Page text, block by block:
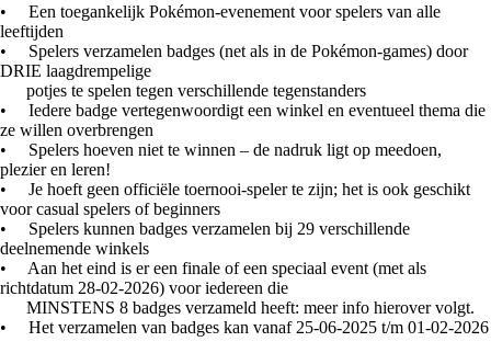
• Een toegankelijk Pokémon-evenement voor spelers van alle
leeftijden
• Spelers verzamelen badges (net als in de Pokémon-games) door
DRIE laagdrempelige
potjes te spelen tegen verschillende tegenstanders
• Iedere badge vertegenwoordigt een winkel en eventueel thema die
ze willen overbrengen
• Spelers hoeven niet te winnen – de nadruk ligt op meedoen,
plezier en leren!
• Je hoeft geen officiële toernooi-speler te zijn; het is ook geschikt
voor casual spelers of beginners
• Spelers kunnen badges verzamelen bij 29 verschillende
deelnemende winkels
• Aan het eind is er een finale of een speciaal event (met als
richtdatum 28-02-2026) voor iedereen die
MINSTENS 8 badges verzameld heeft: meer info hierover volgt.
• Het verzamelen van badges kan vanaf 25-06-2025 t/m 01-02-2026